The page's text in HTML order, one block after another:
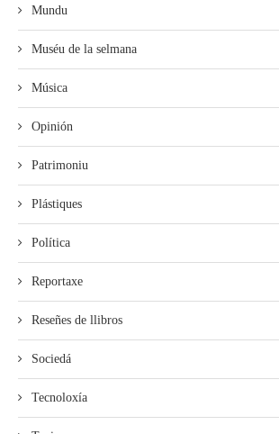
Mundu
Muséu de la selmana
Música
Opinión
Patrimoniu
Plástiques
Política
Reportaxe
Reseñes de llibros
Sociedá
Tecnoloxía